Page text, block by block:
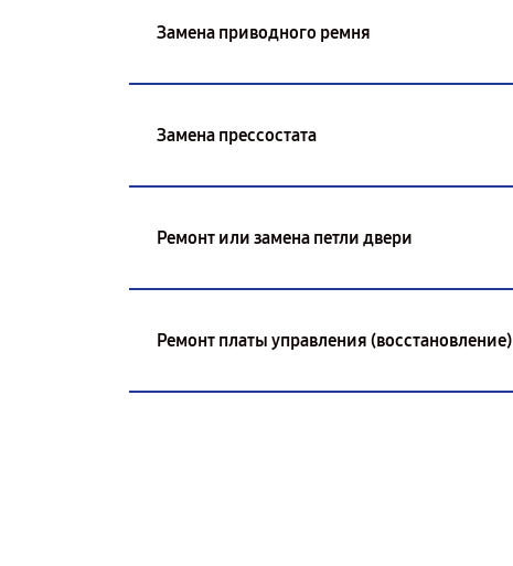
Замена приводного ремня
Замена прессостата
Ремонт или замена петли двери
Ремонт платы управления (восстановление)